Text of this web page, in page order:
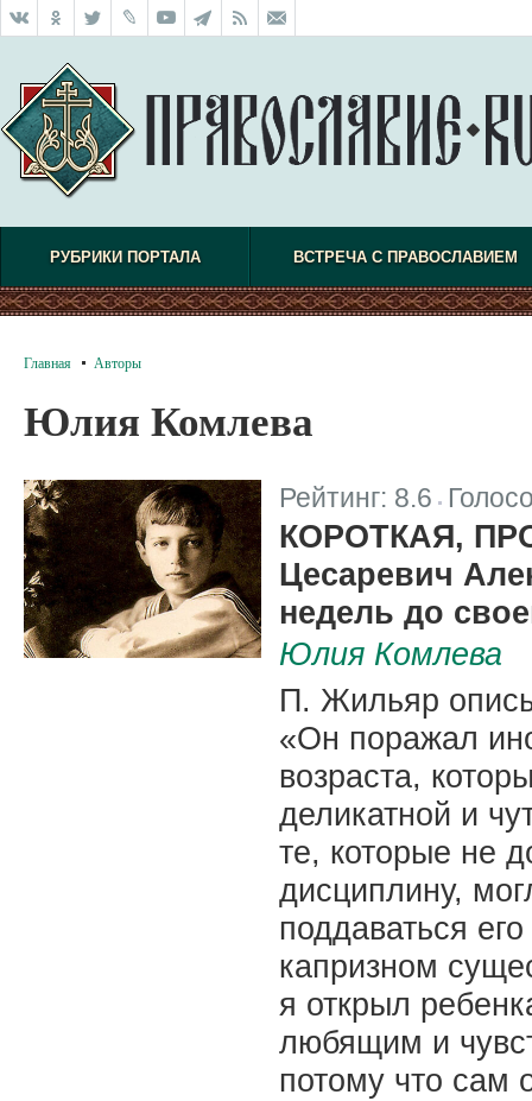
РУБРИКИ ПОРТАЛА ВСТРЕЧА С ПРАВОСЛАВИЕМ
Главная Авторы
Юлия Комлева
Рейтинг: 8.6
КОРОТКАЯ,
Цесаревич
недель до
Юлия Комлева
П. Жильяр
«Он поражал
возраста,
деликатной и
те, которые не
дисциплину,
поддаваться
капризном
я открыл
любящим и
потому что сам